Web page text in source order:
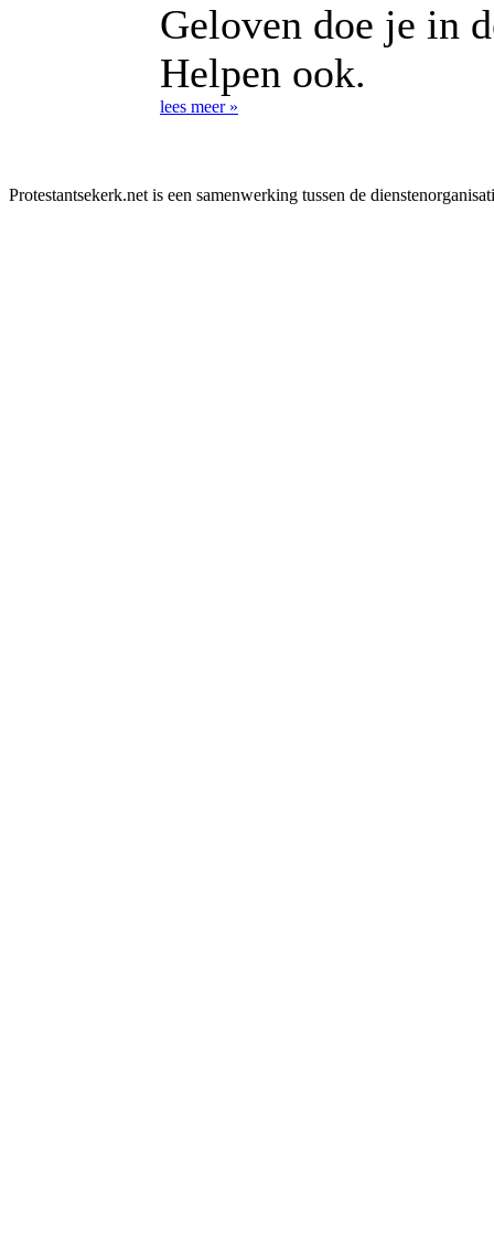
Geloven doe je in
Helpen ook.
lees meer »
Protestantsekerk.net is een samenwerking tussen de